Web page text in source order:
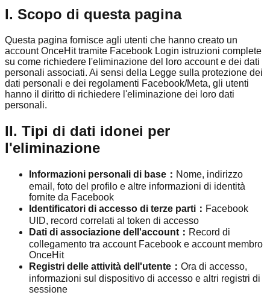
I. Scopo di questa pagina
Questa pagina fornisce agli utenti che hanno creato un
account OnceHit tramite Facebook Login istruzioni complete
su come richiedere l'eliminazione del loro account e dei dati
personali associati. Ai sensi della Legge sulla protezione dei
dati personali e dei regolamenti Facebook/Meta, gli utenti
hanno il diritto di richiedere l'eliminazione dei loro dati
personali.
II. Tipi di dati idonei per
l'eliminazione
Informazioni personali di base ： Nome, indirizzo
email, foto del profilo e altre informazioni di identità
fornite da Facebook
Identificatori di accesso di terze parti ： Facebook
UID, record correlati al token di accesso
Dati di associazione dell'account ： Record di
collegamento tra account Facebook e account membro
OnceHit
Registri delle attività dell'utente ： Ora di accesso,
informazioni sul dispositivo di accesso e altri registri di
sessione